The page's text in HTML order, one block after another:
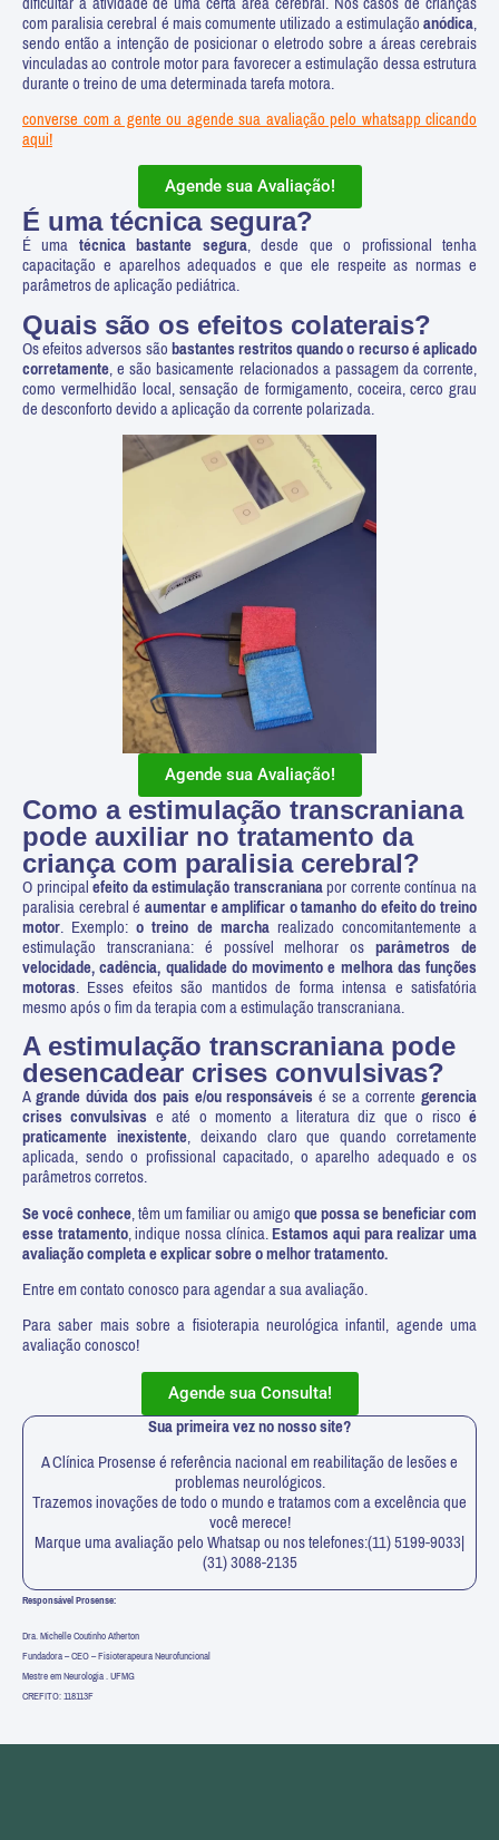
com paralisia cerebral é mais comumente utilizado a estimulaçãoanódica,
sendo então a intenção de posicionar o eletrodo sobre a áreas cerebrais
vinculadas ao controle motor para favorecer a estimulação dessa estrutura
durante o treino de uma determinada tarefa motora.
converse com a gente ou agende sua avaliação pelo whatsapp clicando
aqui!
Agende sua Avaliação!
É uma técnica segura?
É uma técnica bastante segura, desde que o profissional tenha
capacitação e aparelhos adequados e que ele respeite as normas e
parâmetros de aplicação pediátrica.
Quais são os efeitos colaterais?
Os efeitos adversos sãobastantes restritos quando o recurso é aplicado
corretamente, e são basicamente relacionados a passagem da corrente,
como vermelhidão local, sensação de formigamento, coceira, cerco grau
de desconforto devido a aplicação da corrente polarizada.
Agende sua Avaliação!
Como a estimulação transcraniana
pode auxiliar no tratamento da
criança com paralisia cerebral?
O principalefeito da estimulação transcranianapor corrente contínua na
paralisia cerebral éaumentar e amplificar o tamanho do efeito do treino
motor. Exemplo:o treino de marcharealizado concomitantemente a
estimulação transcraniana: é possível melhorar osparâmetros de
velocidade, cadência, qualidade do movimento e melhora das funções
motoras. Esses efeitos são mantidos de forma intensa e satisfatória
mesmo após o fim da terapia com a estimulação transcraniana.
A estimulação transcraniana pode
desencadear crises convulsivas?
Agrande dúvida dos pais e/ou responsáveisé se a correntegerencia
crises convulsivas e até o momento a literatura diz que o riscoé
praticamente inexistente, deixando claro que quando corretamente
aplicada, sendo o profissional capacitado, o aparelho adequado e os
parâmetros corretos.
Se você conhece, têm um familiar ou amigoque possa se beneficiar com
esse tratamento, indique nossa clínica.Estamos aqui para realizar uma
avaliação completa e explicar sobre o melhor tratamento.
Entre em contato conosco para agendar a sua avaliação.
Para saber mais sobre a fisioterapia neurológica infantil, agende uma
avaliação conosco!
Agende sua Consulta!
Sua primeira vez no nosso site?
A Clínica Prosense é referência nacional em reabilitação de lesões e
problemas neurológicos.
Trazemos inovações de todo o mundo e tratamos com a excelência que
você merece!
Marque uma avaliação pelo Whatsap ou nos telefones:(11) 5199-9033|
(31) 3088-2135
Responsável Prosense:
Dra. Michelle Coutinho Atherton
Fundadora – CEO – Fisioterapeura Neurofuncional
Mestre em Neurologia . UFMG
CREFITO: 118113F